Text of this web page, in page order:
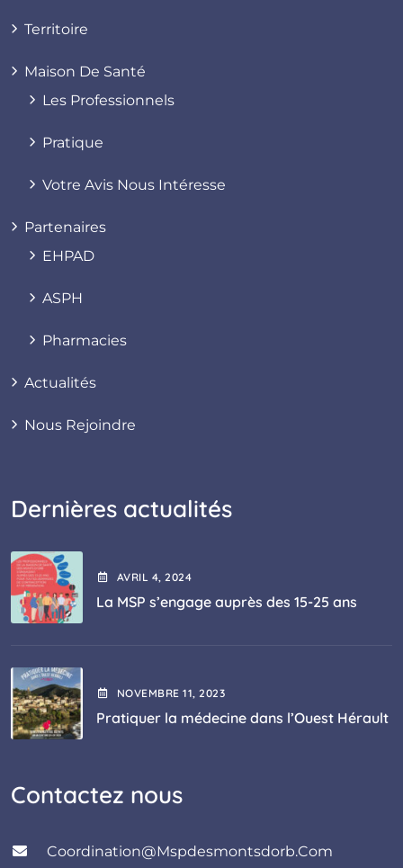
Territoire
Maison De Santé
Les Professionnels
Pratique
Votre Avis Nous Intéresse
Partenaires
EHPAD
ASPH
Pharmacies
Actualités
Nous Rejoindre
Dernières actualités
AVRIL 4 , 2024
La MSP s’engage auprès des 15-25 ans
NOVEMBRE11 , 2023
Pratiquer la médecine dans l’Ouest Hérault
Contactez nous
Coordination@mspdesmontsdorb.com